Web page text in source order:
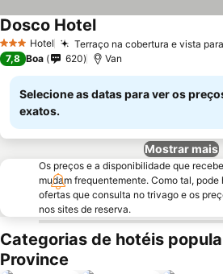
3 EstrelasHotel Terraço na cobertura e vista
Dosco HotelVer preços
7,8 Boa 620 Van
Selecione as datas para ver os
exatos.
Mostrar mais
Os preços e a disponibilidade que
mudam frequentemente. Como tal,
ofertas que consulta no trivago e os
nos sites de reserva.
Categorias de hotéis
Province